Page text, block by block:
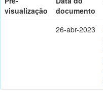
visualização
documento
26-abr-2023